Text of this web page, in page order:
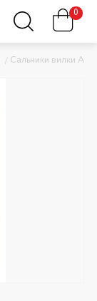
0
Сальники вилки